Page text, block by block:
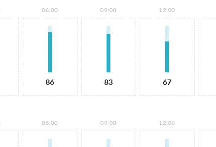
06:00
86
09:00
83
12:00
67
06:00 09:00 12:00